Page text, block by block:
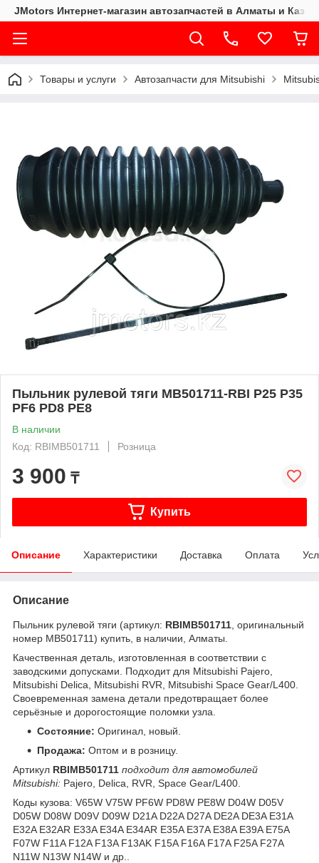
JMotors Интернет-магазин автозапчастей в Алматы и
Товары и услуги Автозапчасти для Mitsubishi
Пыльник рулевой тяги MB501711-RBI P25 P35
PF6 PD8 PE8
В наличии
Код: RBIMB501711
Розница
3 900 ₸
Купить
Описание Характеристики Доставка Оплата
Описание
Пыльник рулевой тяги (артикул: RBIMB501711 , оригинальный
номер MB501711) купить, в наличии, Алматы.
Качественная деталь, изготовленная в соответствии с
заводскими допусками. Подходит для Mitsubishi Pajero,
Mitsubishi Delica, Mitsubishi RVR, Mitsubishi Space Gear/L400.
Своевременная замена детали предотвращает более
серьёзные и дорогостоящие поломки узла.
Состояние: Оригинал, новый.
Продажа: Оптом и в розницу.
Артикул RBIMB501711 подходит для автомобилей
Mitsubishi: Pajero, Delica, RVR, Space Gear/L400.
Коды кузова: V65W V75W PF6W PD8W PE8W D04W D05V
D05W D08W D09V D09W D21A D22A D27A DE2A DE3A E31A
E32A E32AR E33A E34A E34AR E35A E37A E38A E39A E75A
F07W F11A F12A F13A F13AK F15A F16A F17A F25A F27A
N11W N13W N14W и др..